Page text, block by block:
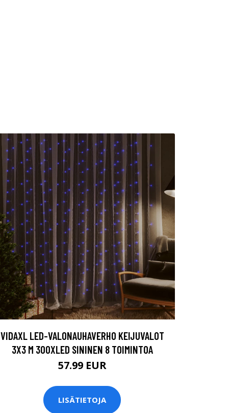
VIDAXL LED-VALONAUHAVERHO KEIJUVALOT
3X3 M 300XLED SININEN 8 TOIMINTOA
57.99 EUR
LISÄTIETOJA